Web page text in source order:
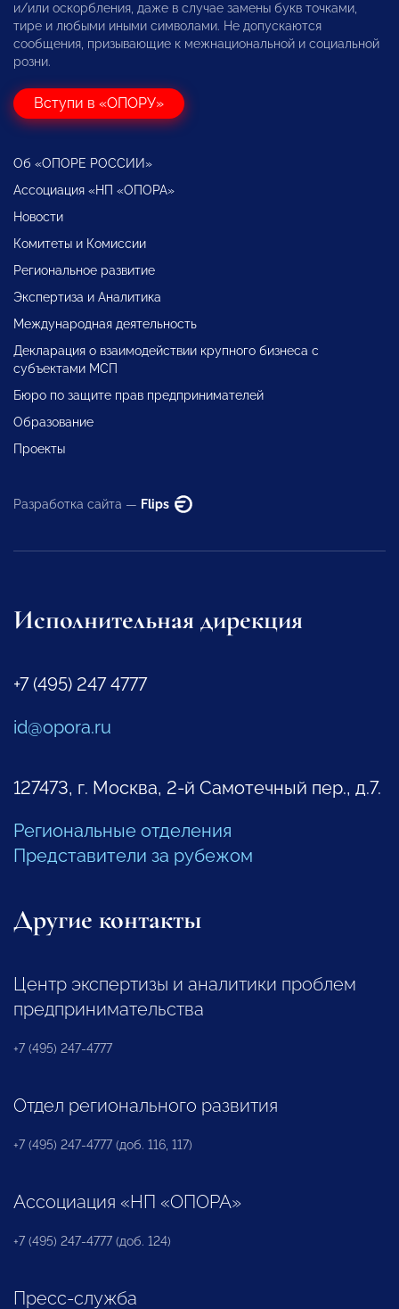
и/или оскорбления, даже в случае замены букв точками,
тире и любыми иными символами. Не допускаются
сообщения, призывающие к межнациональной и социальной
розни.
Вступи в «ОПОРУ»
Об «ОПОРЕ РОССИИ»
Ассоциация «НП «ОПОРА»
Новости
Комитеты и Комиссии
Региональное развитие
Экспертиза и Аналитика
Международная деятельность
Декларация о взаимодействии крупного бизнеса с
субъектами МСП
Бюро по защите прав предпринимателей
Образование
Проекты
Разработка сайта — Flips
Исполнительная дирекция
+7 (495) 247 4777
id@opora.ru
127473, г. Москва, 2-й Самотечный пер., д.7.
Региональные отделения
Представители за рубежом
Другие контакты
Центр экспертизы и аналитики проблем
предпринимательства
+7 (495) 247-4777
Отдел регионального развития
+7 (495) 247-4777 (доб. 116, 117)
Ассоциация «НП «ОПОРА»
+7 (495) 247-4777 (доб. 124)
Пресс-служба